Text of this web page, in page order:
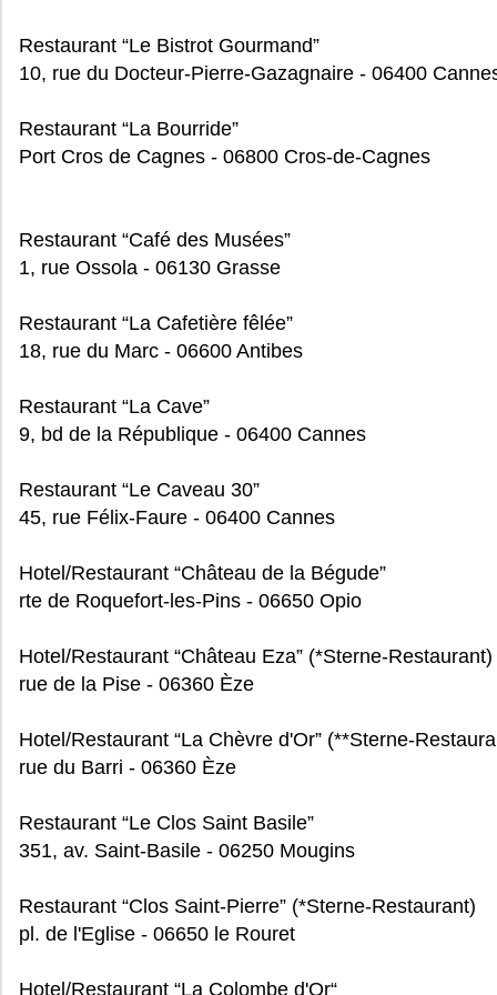
Restaurant “Le Bistrot Gourmand”
10, rue du Docteur-Pierre-Gazagnaire - 06400
Restaurant “La Bourride”
Port Cros de Cagnes - 06800 Cros-de-Cagnes
Restaurant “Café des Musées”
1, rue Ossola - 06130 Grasse
Restaurant “La Cafetière fêlée”
18, rue du Marc - 06600 Antibes
Restaurant “La Cave”
9, bd de la République - 06400 Cannes
Restaurant “Le Caveau 30”
45, rue Félix-Faure - 06400 Cannes
Hotel/Restaurant “Château de la Bégude”
rte de Roquefort-les-Pins - 06650 Opio
Hotel/Restaurant “Château Eza” (*Sterne-Restaurant)
rue de la Pise - 06360 Èze
Hotel/Restaurant “La Chèvre d'Or” (**Sterne-
rue du Barri - 06360 Èze
Restaurant “Le Clos Saint Basile”
351, av. Saint-Basile - 06250 Mougins
Restaurant “Clos Saint-Pierre” (*Sterne-Restaurant)
pl. de l'Eglise - 06650 le Rouret
Hotel/Restaurant “La Colombe d'Or“